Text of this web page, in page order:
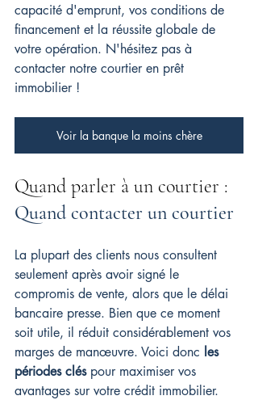
capacité d'emprunt, vos conditions de
financement et la réussite globale de
votre opération. N'hésitez pas à
contacter notre courtier en prêt
immobilier !
Voir la banque la moins chère
Quand parler à un courtier :
Quand contacter un courtier
La plupart des clients nous consultent
seulement après avoir signé le
compromis de vente, alors que le délai
bancaire presse. Bien que ce moment
soit utile, il réduit considérablement vos
marges de manœuvre. Voici donc les
périodes clés pour maximiser vos
avantages sur votre crédit immobilier.